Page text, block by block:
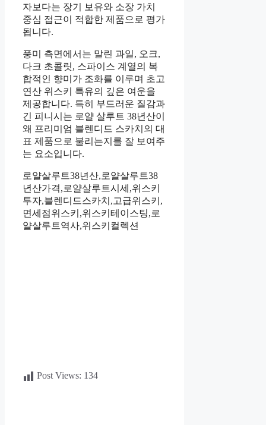
자보다는 장기 보유와 소장 가치
중심 접근이 적합한 제품으로 평가
됩니다.
풍미 측면에서는 말린 과일, 오크,
다크 초콜릿, 스파이스 계열의 복
합적인 향미가 조화를 이루며 초고
연산 위스키 특유의 깊은 여운을
제공합니다. 특히 부드러운 질감과
긴 피니시는 로얄 살루트 38년산이
왜 프리미엄 블렌디드 스카치의 대
표 제품으로 불리는지를 잘 보여주
는 요소입니다.
로얄살루트38년산,로얄살루트38
년산가격,로얄살루트시세,위스키
투자,블렌디드스카치,고급위스키,
면세점위스키,위스키테이스팅,로
얄살루트역사,위스키컬렉션
Post Views: 134